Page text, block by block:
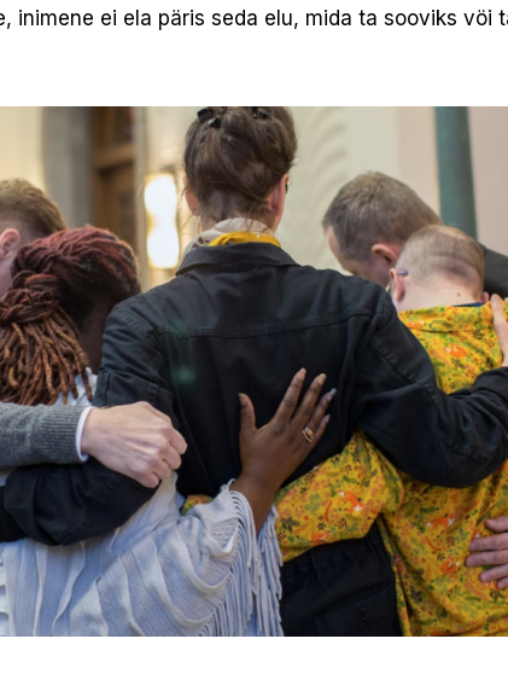
inimene ei ela päris seda elu, mida ta sooviks vöi